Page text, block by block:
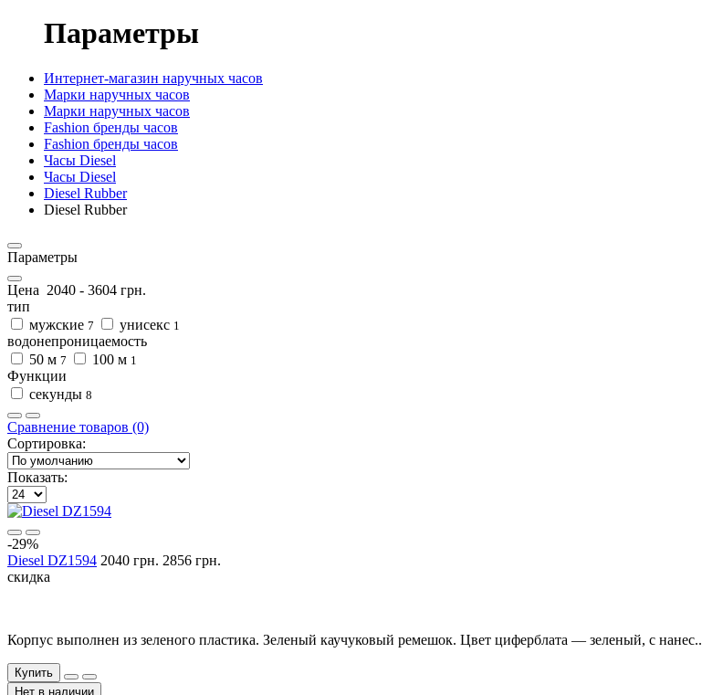
Параметры
Интернет-магазин наручных часов
Марки наручных часов
Марки наручных часов
Fashion бренды часов
Fashion бренды часов
Часы Diesel
Часы Diesel
Diesel Rubber
Diesel Rubber
Параметры
Цена 2040 - 3604 грн.
тип
мужские 7 унисекс 1
водонепроницаемость
50 м 7 100 м 1
Функции
секунды 8
Сравнение товаров (0)
Сортировка:
Показать:
-29%
Diesel DZ1594 2040 грн. 2856 грн.
скидка
Корпус выполнен из зеленого пластика. Зеленый каучуковый ремешок. Цвет циферблата — зеленый, с нанес..
Купить
Нет в наличии